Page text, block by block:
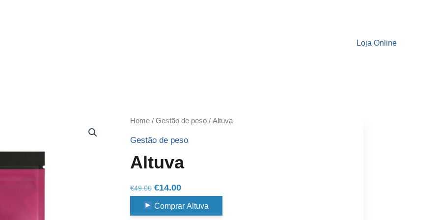
Loja Online
Home /Gestão de peso / Altuva
Gestão de peso
Altuva
€49.00 Original
price
was:
€14.00Current
price
is:
Comprar Altuva